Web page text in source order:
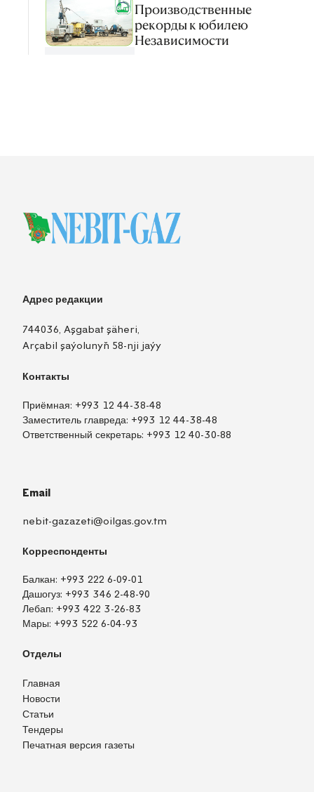
Производственные
рекорды к юбилею
Независимости
Адрес редакции
744036, Aşgabat şäheri,
Arçabil şaýolunyň 58-nji jaýy
Контакты
Приёмная: +993 12 44-38-48
Заместитель главреда: +993 12 44-38-48
Ответственный секретарь: +993 12 40-30-88
Email
nebit-gazazeti@oilgas.gov.tm
Корреспонденты
Балкан: +993 222 6-09-01
Дашогуз: +993 346 2-48-90
Лебап: +993 422 3-26-83
Мары: +993 522 6-04-93
Отделы
Главная
Новости
Статьи
Тендеры
Печатная версия газеты